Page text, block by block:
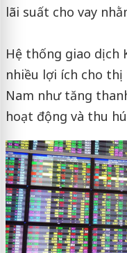
lãi suất cho vay
Hệ thống giao dịch
nhiều lợi ích cho
Nam như tăng
hoạt động và thu